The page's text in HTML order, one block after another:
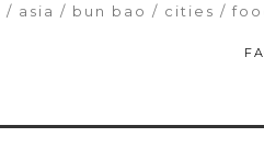
asia bun bao cities